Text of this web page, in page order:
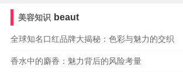
水
美容知识 beaut
全球知名口红品牌大揭秘：色彩与魅力的交织
香水中的麝香：魅力背后的风险考量